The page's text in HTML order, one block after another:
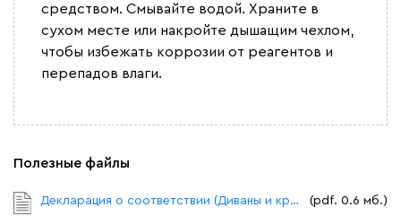
средством. Смывайте водой. Храните в
сухом месте или накройте дышащим чехлом,
чтобы избежать коррозии от реагентов и
перепадов влаги.
Полезные файлы
Декларация о соответствии (Диваны и кресла).pdf (pdf. 0.6 мб.)